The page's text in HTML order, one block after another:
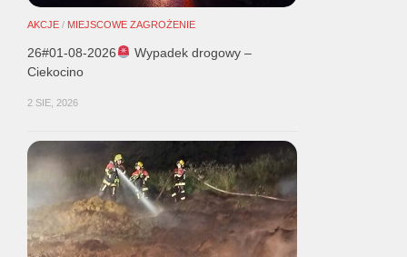
AKCJE / MIEJSCOWE ZAGROŻENIE
26#01-08-2026
Wypadek drogowy –
Ciekocino
2 SIE, 2026